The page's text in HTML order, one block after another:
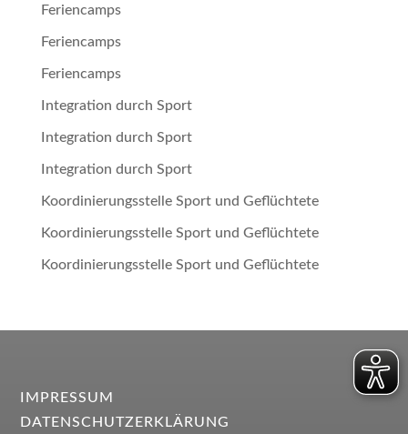
Feriencamps
Feriencamps
Feriencamps
Integration durch Sport
Integration durch Sport
Integration durch Sport
Koordinierungsstelle Sport und Geflüchtete
Koordinierungsstelle Sport und Geflüchtete
Koordinierungsstelle Sport und Geflüchtete
IMPRESSUM
DATENSCHUTZERKLÄRUNG